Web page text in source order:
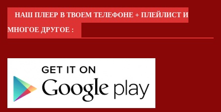
НАШ ПЛЕЕР В ТВОЕМ ТЕЛЕФОНЕ + ПЛЕЙЛИСТ И
МНОГОЕ ДРУГОЕ :